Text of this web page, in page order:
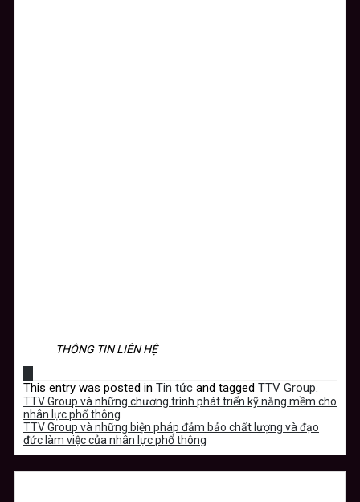
THÔNG TIN LIÊN HỆ
This entry was posted in Tin tức and tagged TTV Group.
TTV Group và những chương trình phát triển kỹ năng mềm cho
nhân lực phổ thông
TTV Group và những biện pháp đảm bảo chất lượng và đạo
đức làm việc của nhân lực phổ thông